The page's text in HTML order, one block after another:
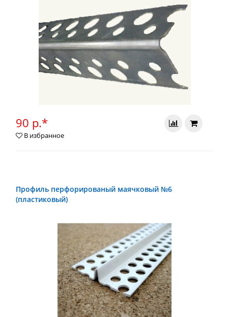
90 р.*
В избранное
Профиль перфорированый маячковый №6
(пластиковый)